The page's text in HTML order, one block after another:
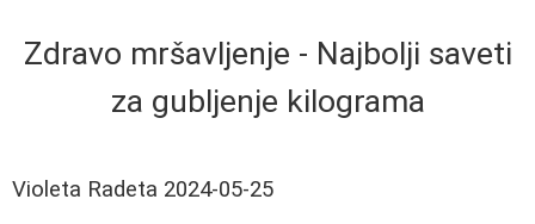
Zdravo mršavljenje - Najbolji saveti
za gubljenje kilograma
Violeta Radeta 2024-05-25